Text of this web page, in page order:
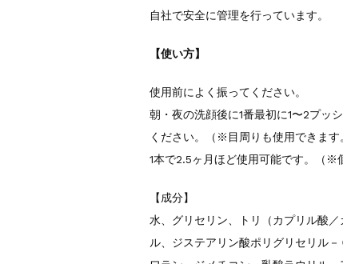
自社で安全に管理を行っています。
【使い方】
使用前によく振ってください。
朝・夜の洗顔後に1番最初に1〜2プッ
ください。（※目周りも使用できます
1本で2.5ヶ月ほど使用可能です。（※
【成分】
水、グリセリン、トリ（カプリル酸
ル、ジステアリン酸ポリグリセリル